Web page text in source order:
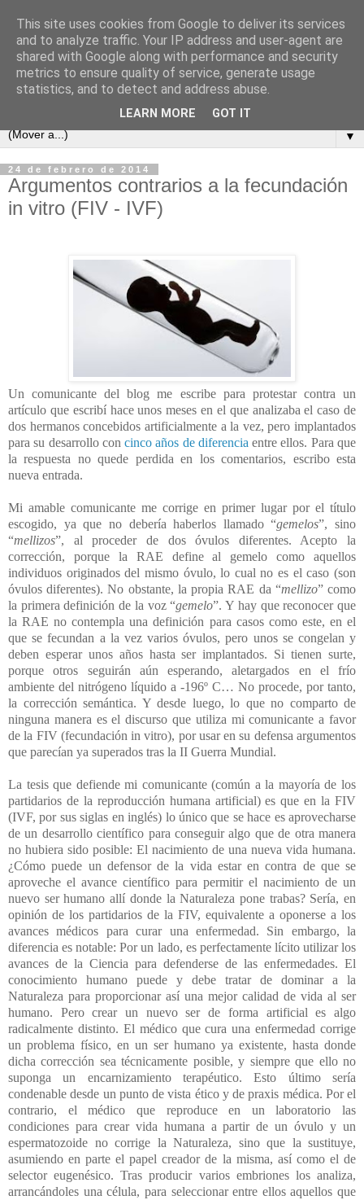
▼
24 de febrero de 2014
Argumentos contrarios a la fecundación
in vitro (FIV - IVF)
Un comunicante del blog me escribe para protestar contra un
artículo que escribí hace unos meses en el que analizaba el caso de
dos hermanos concebidos artificialmente a la vez, pero implantados
para su desarrollo concinco años de diferenciaentre ellos. Para que
la respuesta no quede perdida en los comentarios, escribo esta
nueva entrada.
Mi amable comunicante me corrige en primer lugar por el título
escogido, ya que no debería haberlos llamado “gemelos”, sino
“mellizos”, al proceder de dos óvulos diferentes. Acepto la
corrección, porque la RAE define al gemelo como aquellos
individuos originados del mismo óvulo, lo cual no es el caso (son
óvulos diferentes). No obstante, la propia RAE da “mellizo” como
la primera definición de la voz “gemelo”. Y hay que reconocer que
la RAE no contempla una definición para casos como este, en el
que se fecundan a la vez varios óvulos, pero unos se congelan y
deben esperar unos años hasta ser implantados. Si tienen surte,
porque otros seguirán aún esperando, aletargados en el frío
ambiente del nitrógeno líquido a -196º C… No procede, por tanto,
la corrección semántica. Y desde luego, lo que no comparto de
ninguna manera es el discurso que utiliza mi comunicante a favor
de la FIV (fecundación in vitro), por usar en su defensa argumentos
que parecían ya superados tras la II Guerra Mundial.
La tesis que defiende mi comunicante (común a la mayoría de los
partidarios de la reproducción humana artificial) es que en la FIV
(IVF, por sus siglas en inglés) lo único que se hace es aprovecharse
de un desarrollo científico para conseguir algo que de otra manera
no hubiera sido posible: El nacimiento de una nueva vida humana.
¿Cómo puede un defensor de la vida estar en contra de que se
aproveche el avance científico para permitir el nacimiento de un
nuevo ser humano allí donde la Naturaleza pone trabas? Sería, en
opinión de los partidarios de la FIV, equivalente a oponerse a los
avances médicos para curar una enfermedad. Sin embargo, la
diferencia es notable: Por un lado, es perfectamente lícito utilizar los
avances de la Ciencia para defenderse de las enfermedades. El
conocimiento humano puede y debe tratar de dominar a la
Naturaleza para proporcionar así una mejor calidad de vida al ser
humano. Pero crear un nuevo ser de forma artificial es algo
radicalmente distinto. El médico que cura una enfermedad corrige
un problema físico, en un ser humano ya existente, hasta donde
dicha corrección sea técnicamente posible, y siempre que ello no
suponga un encarnizamiento terapéutico. Esto último sería
condenable desde un punto de vista ético y de praxis médica. Por el
contrario, el médico que reproduce en un laboratorio las
condiciones para crear vida humana a partir de un óvulo y un
espermatozoide no corrige la Naturaleza, sino que la sustituye,
asumiendo en parte el papel creador de la misma, así como el de
selector eugenésico. Tras producir varios embriones los analiza,
arrancándoles una célula, para seleccionar entre ellos aquellos que
This site uses cookies from Google to deliver its services
and to analyze traffic. Your IP address and user-agent are
shared with Google along with performance and security
metrics to ensure quality of service, generate usage
statistics, and to detect and address abuse.
LEARN MORE GOT IT